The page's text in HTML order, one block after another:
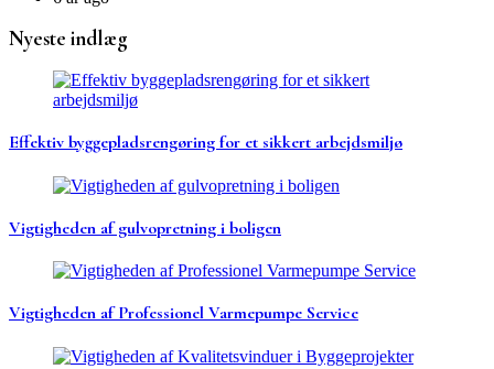
Nyeste indlæg
Effektiv byggepladsrengøring for et sikkert arbejdsmiljø
Vigtigheden af gulvopretning i boligen
Vigtigheden af Professionel Varmepumpe Service